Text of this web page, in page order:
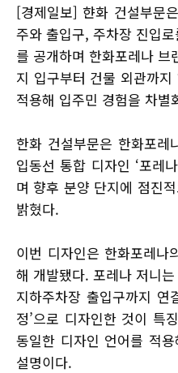
[경제일보] 햔화 건설부문
주와 출입구, 주차장 진입
를 공개하며 한화포레나
지 입구부터 건물 외관까
적용해 입주민 경험을 차별
한화 건설부문은 한화포레
입동선 통합 디자인 ‘포레
며 향후 분양 단지에 점진
밝혔다.
이번 디자인은 한화포레나
해 개발됐다. 포레나 저니
지하주차장 출입구까지 연
정’으로 디자인한 것이 특
동일한 디자인 언어를 적
설명이다.